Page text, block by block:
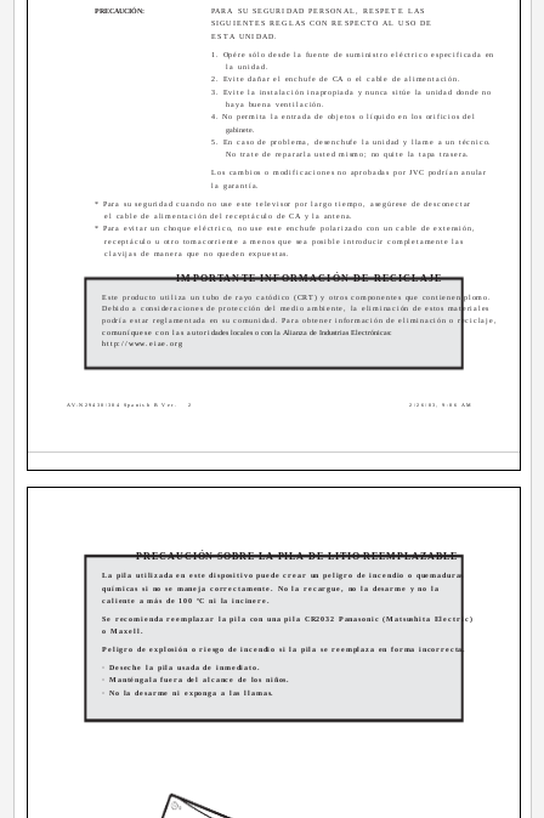
PRECAUCIÓN:
PARA SU SEGURIDAD PERSONAL, RESPETE LAS
SIGUIENTES REGLAS CON RESPECTO AL USO DE
ESTA UNIDAD.
1. Opére sólo desde la fuente de suministro eléctrico especificada en
la unidad.
2. Evite dañar el enchufe de CA o el cable de alimentación.
3. Evite la instalación inapropiada y nunca sitúe la unidad donde no
haya buena ventilación.
4. No permita la entrada de objetos o líquido en los orificios del
gabinete.
5. En caso de problema, desenchufe la unidad y llame a un técnico.
No trate de repararla usted mismo; no quite la tapa trasera.
Los cambios o modificaciones no aprobadas por JVC podrían anular
la garantía.
* Para su seguridad cuando no use este televisor por largo tiempo, asegúrese de desconectar
el cable de alimentación del receptáculo de CA y la antena.
* Para evitar un choque eléctrico, no use este enchufe polarizado con un cable de extensión,
receptáculo u otro tomacorriente a menos que sea posible introducir completamente las
clavijas de manera que no queden expuestas.
IMPORTANTE INFORMACIÓN DE RECICLAJE
Este producto utiliza un tubo de rayo catódico (CRT) y otros componentes que contienen plomo.
Debido a consideraciones de protección del medio ambiente, la eliminación de estos materiales
podría estar reglamentada en su comunidad. Para obtener información de eliminación o reciclaje,
comuníquese con las autori dades locales o con la Alianza de Industrias Electrónicas:
http://www.eiae.org
AV-N29430\304 Spanish B Ver. 2/26/03, 9:06 AM
2
PRECAUCIÓN SOBRE LA PILA DE LITIO REEMPLAZABLE
La pila utilizada en este dispositivo puede crear un peligro de incendio o quemaduras
químicas si no se maneja correctamente. No la recargue, no la desarme y no la
caliente a más de 100 ºC ni la incinere.
Se recomienda reemplazar la pila con una pila CR2032 Panasonic (Matsushita Electric)
o Maxell.
Peligro de explosión o riesgo de incendio si la pila se reemplaza en forma incorrecta.
· Deseche la pila usada de inmediato.
· Manténgala fuera del alcance de los niños.
· No la desarme ni exponga a las llamas.